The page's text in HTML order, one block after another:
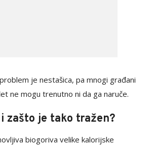
je nestašica, pa mnogi građani
ne mogu trenutno ni da ga naruče.
zašto je tako tražen?
biogoriva velike kalorijske